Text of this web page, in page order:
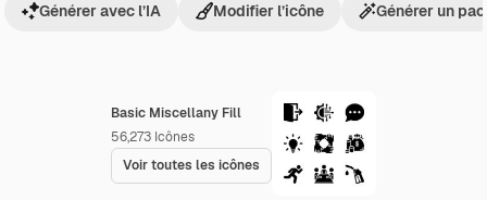
Basic Miscellany Fill
56,273 Icônes
Voir toutes les icônes
Générer avec l’IA Modifier l’icône Générer un